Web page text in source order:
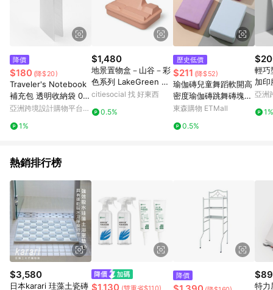
相關認定以Yahoo購物中心之認定為準
降價
$180 (降$20)
Traveler's Notebook
補充包 透明收納袋 00
8
亞洲跨境設計購物平台
1%
$1,480
地景置物盒－山谷－彩
色系列 LakeGreen 湖
水綠
citiesocial 找 好東西
0.5%
歷史低價
$211 (降$52)
瑜伽磚兒童舞蹈軟開高
密度瑜伽磚跳舞磚塊劈
叉練功磚壓腿磚
東森購物 ETMall
0.5%
輕巧
加
亞洲
1%
熱銷排行榜
$3,580
日本karari 珪藻土瓷磚 $1,130 (雙重省$110)
降價
特力